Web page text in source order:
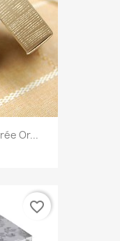
Or...
favorite_border